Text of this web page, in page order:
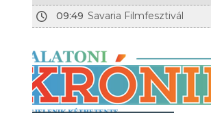
09:49 Savaria Filmfesztivál